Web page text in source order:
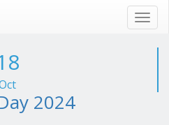
2024